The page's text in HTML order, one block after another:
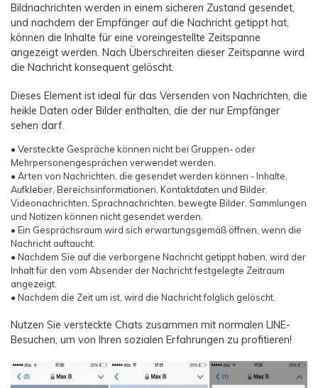
Bildnachrichten werden in einem sicheren Zustand gesendet,
und nachdem der Empfänger auf die Nachricht getippt hat,
können die Inhalte für eine voreingestellte Zeitspanne
angezeigt werden. Nach Überschreiten dieser Zeitspanne wird
die Nachricht konsequent gelöscht.
Dieses Element ist ideal für das Versenden von Nachrichten, die
heikle Daten oder Bilder enthalten, die der nur Empfänger
sehen darf.
• Versteckte Gespräche können nicht bei Gruppen- oder
Mehrpersonengesprächen verwendet werden.
• Arten von Nachrichten, die gesendet werden können - Inhalte,
Aufkleber, Bereichsinformationen, Kontaktdaten und Bilder.
Videonachrichten, Sprachnachrichten, bewegte Bilder, Sammlungen
und Notizen können nicht gesendet werden.
• Ein Gesprächsraum wird sich erwartungsgemäß öffnen, wenn die
Nachricht auftaucht.
• Nachdem Sie auf die verborgene Nachricht getippt haben, wird der
Inhalt für den vom Absender der Nachricht festgelegte Zeitraum
angezeigt.
• Nachdem die Zeit um ist, wird die Nachricht folglich gelöscht.
Nutzen Sie versteckte Chats zusammen mit normalen LINE-
Besuchen, um von Ihren sozialen Erfahrungen zu profitieren!